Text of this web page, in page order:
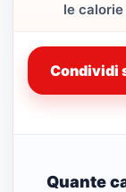
le
Condividi
Quante